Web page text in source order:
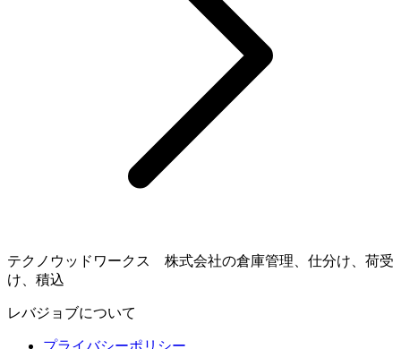
テクノウッドワークス 株式会社の倉庫管理、仕分け、荷受
け、積込
レバジョブについて
プライバシーポリシー